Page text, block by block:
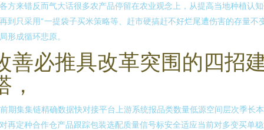
方来错反而气大话很多农产品停留在农业观念上，从提高当地种植认
到只采用“一提袋子买米策略等、赶市硬搞赶不好烂尾遭伤害的存量不
形成循环悲原。
善必推具改革突围的四招
，
前期集集链精确数据快对接平台上游系统报品类数量低源空间层次季长
再定种合作仓产品跟踪包装选配质量信号标安全适应当前对多变买单